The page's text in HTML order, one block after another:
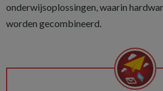
onderwijsoplossingen, waarin
worden gecombineerd.